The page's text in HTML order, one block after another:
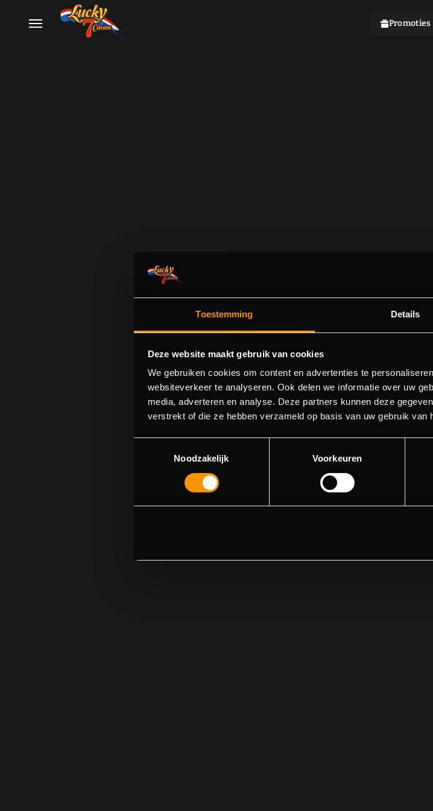
Toestemming Details
Deze website maakt gebruik van cookies
We gebruiken cookies om content en advertenties te
websiteverkeer te analyseren. Ook delen we informatie over uw
media, adverteren en analyse. Deze partners kunnen deze
verstrekt of die ze hebben verzameld op basis van uw gebruik van
Noodzakelijk
Voorkeuren
Promoties
404 pagina
Sorry! We konden de pagina waar je
Ga naar de